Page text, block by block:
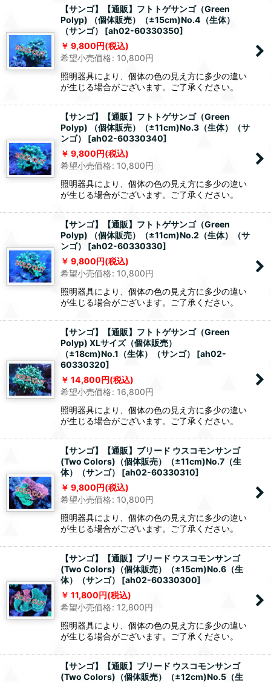
【サンゴ】【通販】フトトゲサンゴ（Green
Polyp) （個体販売）（±15cm)No.4（生体）
（サンゴ）
[ah02-60330350]
9,800円(税込)
希望小売価格: 10,800円
照明器具により、個体の色の見え方に多少の違い
が生じる場合がございます。ご了承ください。
【サンゴ】【通販】フトトゲサンゴ（Green
Polyp) （個体販売）（±11cm)No.3（生体）（サ
ンゴ）
[ah02-60330340]
9,800円(税込)
希望小売価格: 10,800円
照明器具により、個体の色の見え方に多少の違い
が生じる場合がございます。ご了承ください。
【サンゴ】【通販】フトトゲサンゴ（Green
Polyp) （個体販売）（±11cm)No.2（生体）（サ
ンゴ）
[ah02-60330330]
9,800円(税込)
希望小売価格: 10,800円
照明器具により、個体の色の見え方に多少の違い
が生じる場合がございます。ご了承ください。
【サンゴ】【通販】フトトゲサンゴ（Green
Polyp) XLサイズ（個体販売）
（±18cm)No.1（生体）（サンゴ）
[ah02-
60330320]
14,800円(税込)
希望小売価格: 16,800円
照明器具により、個体の色の見え方に多少の違い
が生じる場合がございます。ご了承ください。
【サンゴ】【通販】ブリード ウスコモンサンゴ
(Two Colors)（個体販売）（±11cm)No.7（生
体）（サンゴ）
[ah02-60330310]
9,800円(税込)
希望小売価格: 10,800円
照明器具により、個体の色の見え方に多少の違い
が生じる場合がございます。ご了承ください。
【サンゴ】【通販】ブリード ウスコモンサンゴ
(Two Colors)（個体販売）（±15cm)No.6（生
体）（サンゴ）
[ah02-60330300]
11,800円(税込)
希望小売価格: 12,800円
照明器具により、個体の色の見え方に多少の違い
が生じる場合がございます。ご了承ください。
【サンゴ】【通販】ブリード ウスコモンサンゴ
(Two Colors)（個体販売）（±12cm)No.5（生